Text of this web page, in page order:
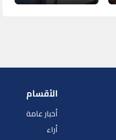
الأقسام
أخبار عامة
أراء